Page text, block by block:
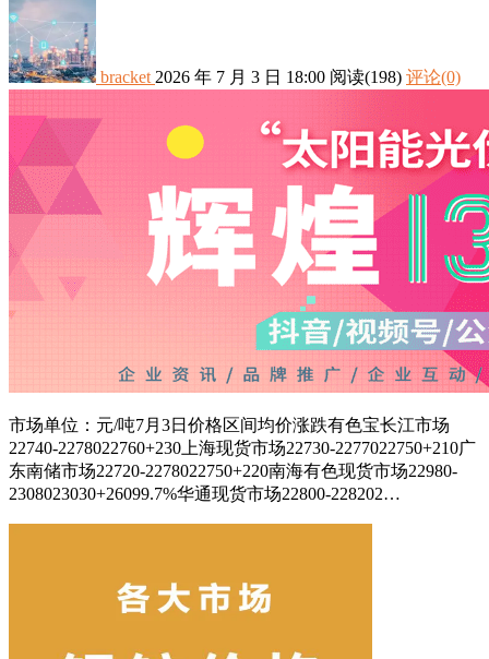
bracket 2026 年 7 月 3 日 18:00 阅读(198) 评论(0)
市场单位：元/吨7月3日价格区间均价涨跌有色宝长江市场
22740-2278022760+230上海现货市场22730-2277022750+210广
东南储市场22720-2278022750+220南海有色现货市场22980-
2308023030+26099.7%华通现货市场22800-228202…